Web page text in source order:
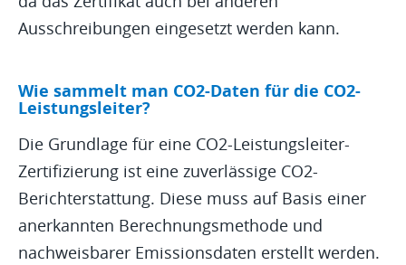
Ausschreibungen eingesetzt werden kann.
Wie sammelt man CO2-Daten für die CO2-
Leistungsleiter?
Die Grundlage für eine CO2-Leistungsleiter-
Zertifizierung ist eine zuverlässige CO2-
Berichterstattung. Diese muss auf Basis einer
anerkannten Berechnungsmethode und
nachweisbarer Emissionsdaten erstellt werden.